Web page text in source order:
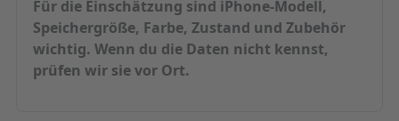
Für die Einschätzung sind iPhone-Modell,
Speichergröße, Farbe, Zustand und Zubehör
wichtig. Wenn du die Daten nicht kennst,
prüfen wir sie vor Ort.